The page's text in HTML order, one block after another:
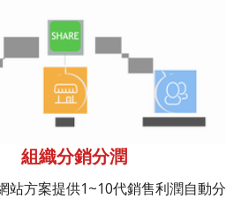
組織分銷分潤
站方案提供1~10代銷售利潤自動分